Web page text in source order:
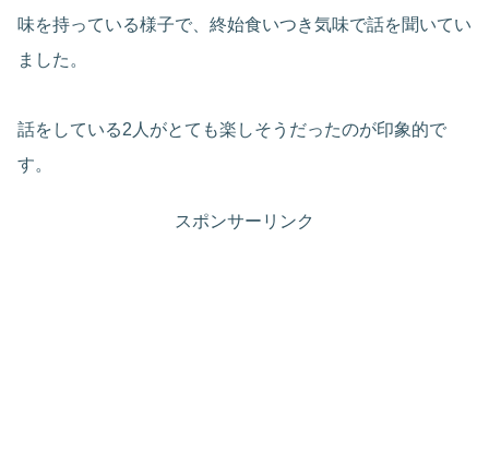
味を持っている様子で、終始食いつき気味で話を聞いてい
ました。
話をしている2人がとても楽しそうだったのが印象的で
す。
スポンサーリンク